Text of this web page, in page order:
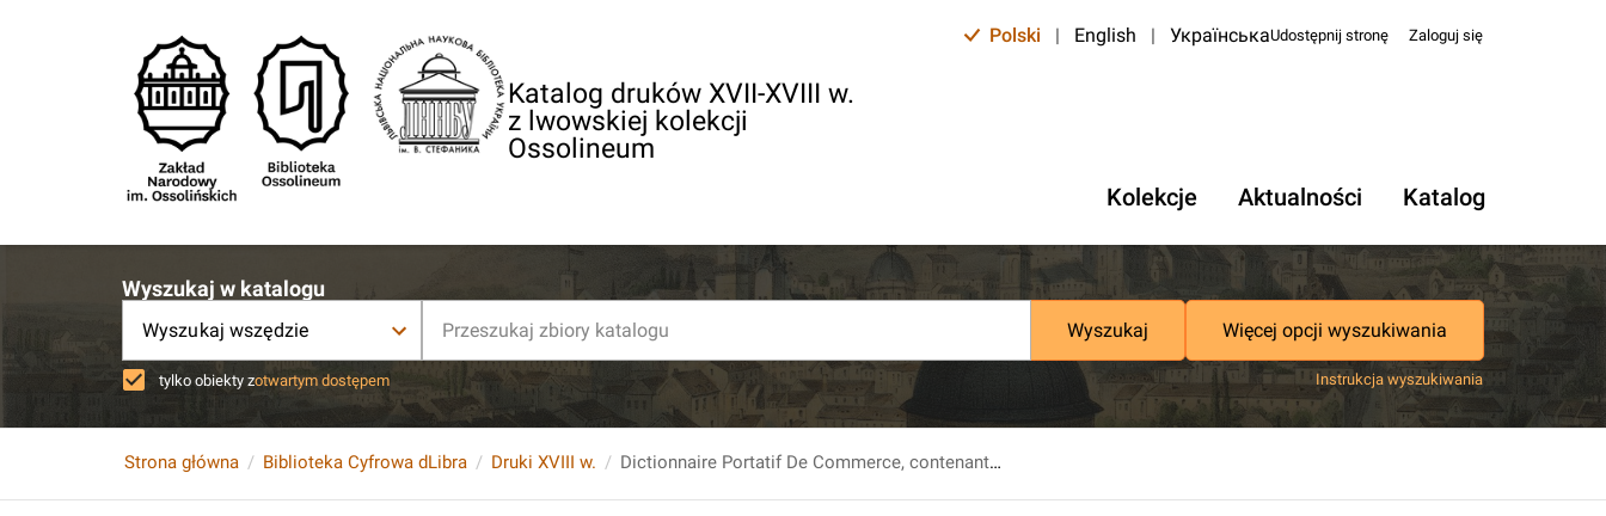
Katalog druków XVII-XVIII w.
z lwowskiej kolekcji
Ossolineum
Polski | English | УкраїнськаUdostępnij stronę Zaloguj się
Kolekcje Aktualności Katalog
Wyszukaj w katalogu
Wyszukaj wszędzie Wyszukaj Więcej opcji wyszukiwania
tylko obiekty zotwartym dostępem Instrukcja wyszukiwania
Strona główna Biblioteka Cyfrowa dLibra Druki XVIII w. Dictionnaire Portatif De Commerce, contenant La Connoissance des Marchandises...T. 2.